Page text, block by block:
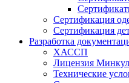
Сертификация
Сертификация
Разработка
ХАССП
Лицензия
Технические